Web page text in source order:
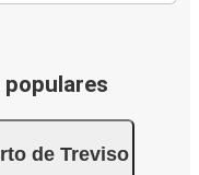
populares
de Treviso